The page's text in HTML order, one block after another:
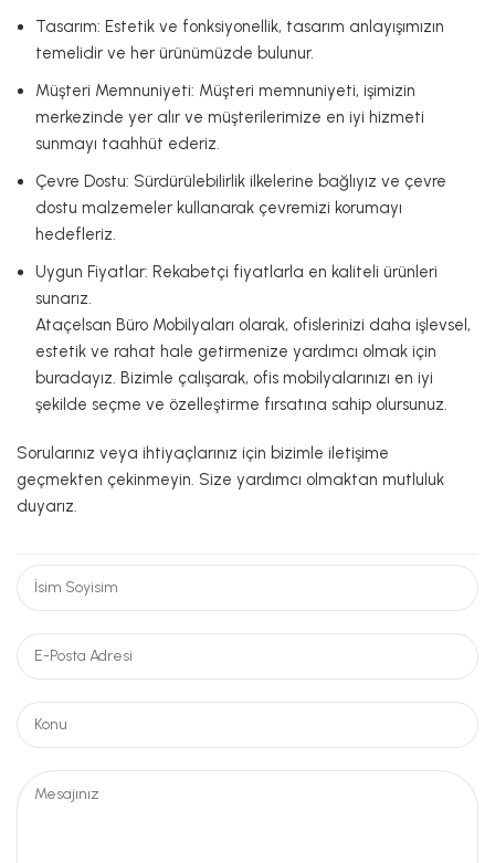
Tasarım: Estetik ve fonksiyonellik, tasarım anlayışımızın
temelidir ve her ürünümüzde bulunur.
Müşteri Memnuniyeti: Müşteri memnuniyeti, işimizin
merkezinde yer alır ve müşterilerimize en iyi hizmeti
sunmayı taahhüt ederiz.
Çevre Dostu: Sürdürülebilirlik ilkelerine bağlıyız ve çevre
dostu malzemeler kullanarak çevremizi korumayı
hedefleriz.
Uygun Fiyatlar: Rekabetçi fiyatlarla en kaliteli ürünleri
sunarız.
Ataçelsan Büro Mobilyaları olarak, ofislerinizi daha işlevsel,
estetik ve rahat hale getirmenize yardımcı olmak için
buradayız. Bizimle çalışarak, ofis mobilyalarınızı en iyi
şekilde seçme ve özelleştirme fırsatına sahip olursunuz.
Sorularınız veya ihtiyaçlarınız için bizimle iletişime
geçmekten çekinmeyin. Size yardımcı olmaktan mutluluk
duyarız.